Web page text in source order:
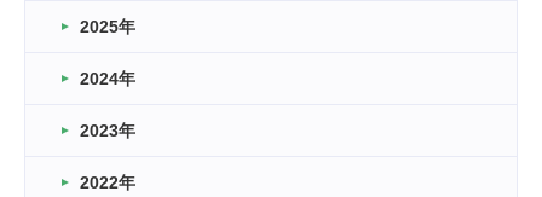
車いすバスケとRくんのお話
卒業・卒園の季節★
2026.03.11
2025年
2024年
2023年
2022年